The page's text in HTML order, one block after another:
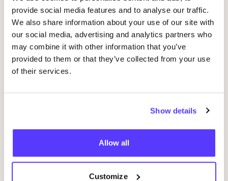
provide social media features and to analyse our traffic.
We also share information about your use of our site with
our social media, advertising and analytics partners who
may combine it with other information that you’ve
provided to them or that they’ve collected from your use
of their services.
Show details
Allow all
Customize
Izipizi
Greentoys